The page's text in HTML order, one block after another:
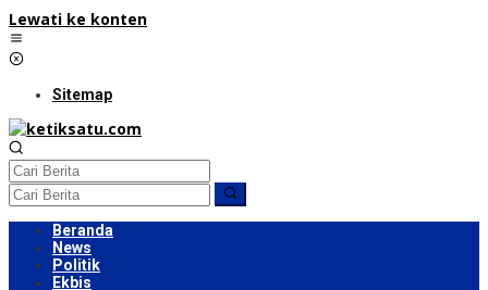
Lewati ke konten
Sitemap
Beranda
News
Politik
Ekbis